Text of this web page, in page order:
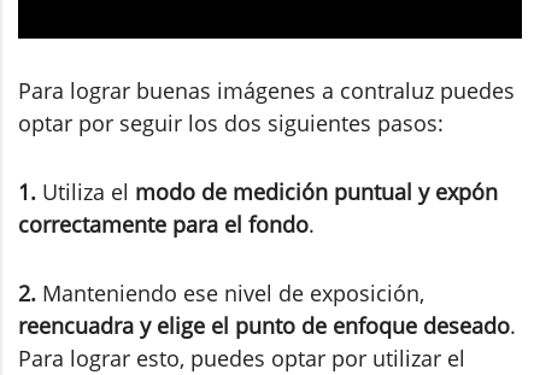
Para lograr buenas imágenes a contraluz puedes
optar por seguir los dos siguientes pasos:
1. Utiliza el modo de medición puntual y expón
correctamente para el fondo.
2. Manteniendo ese nivel de exposición,
reencuadra y elige el punto de enfoque deseado.
Para lograr esto, puedes optar por utilizar el